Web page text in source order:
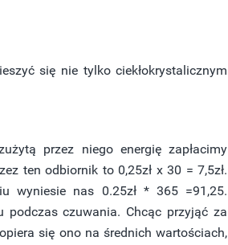
się nie tylko ciekłokrystalicznym
przez niego energię zapłacimy
ten odbiornik to 0,25zł x 30 = 7,5zł.
wyniesie nas 0.25zł * 365 =91,25.
podczas czuwania. Chcąc przyjąć za
się ono na średnich wartościach,